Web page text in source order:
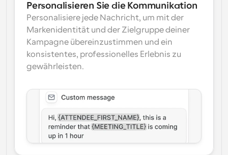
Personalisieren Sie die Kommunikation
Personalisiere jede Nachricht, um mit der
Markenidentität und der Zielgruppe deiner
Kampagne übereinzustimmen und ein
konsistentes, professionelles Erlebnis zu
gewährleisten.